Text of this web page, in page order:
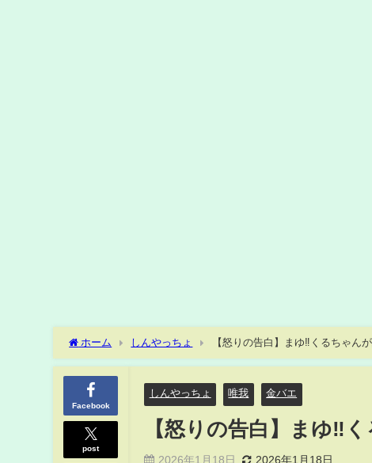
ホーム しんやっちょ 【怒りの告白】まゆ‼くるちゃん
Facebook
post
しんやっちょ 唯我 金バエ
【怒りの告白】まゆ‼
2026年1月18日 2026年1月18日